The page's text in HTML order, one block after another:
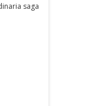
saga